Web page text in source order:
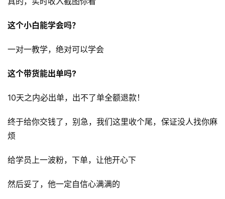
​这个小白能学会吗？
一对一教学，绝对可以学会
这个带货能出单吗?
10天之内必出单，出不了单全额退款​！
终于给你交钱了，别急，我们这里收个尾，保证没人找你麻
烦​
给学员上一波粉，下单，让他开心下
然后妥了，他一定自信心满满的